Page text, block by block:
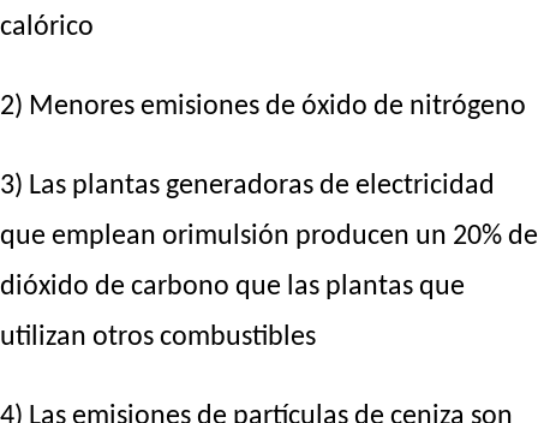
calórico
2) Menores emisiones de óxido de nitrógeno
3) Las plantas generadoras de electricidad
que emplean orimulsión producen un 20% de
dióxido de carbono que las plantas que
utilizan otros combustibles
4) Las emisiones de partículas de ceniza son